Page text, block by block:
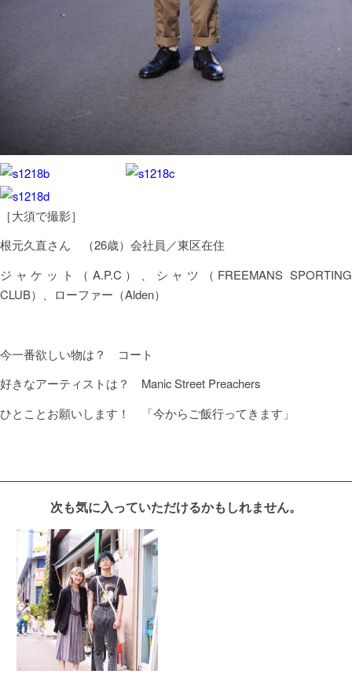
［大須で撮影］
根元久直さん （26歳）会社員／東区在住
ジャケット（A.P.C）、シャツ（FREEMANS SPORTING
CLUB）、ローファー（Alden）
今一番欲しい物は？ コート
好きなアーティストは？ Manic Street Preachers
ひとことお願いします！ 「今からご飯行ってきます」
次も気に入っていただけるかもしれません。